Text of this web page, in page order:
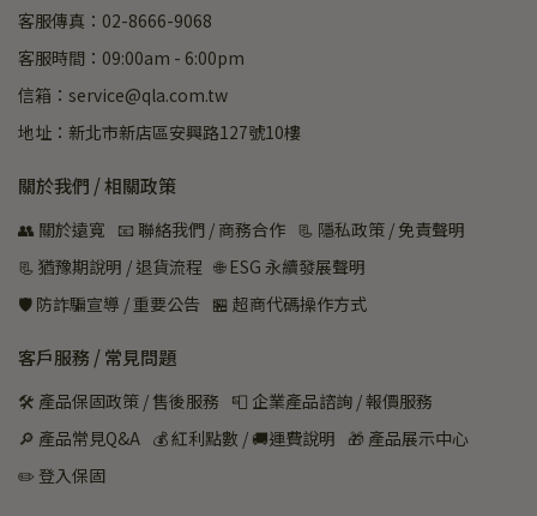
客服傳真：02-8666-9068
客服時間：09:00am - 6:00pm
信箱：service@qla.com.tw
地址：新北市新店區安興路127號10樓
關於我們 / 相關政策
👥 關於遠寬 📧 聯絡我們 / 商務合作 📃 隱私政策 / 免責聲明
📃 猶豫期說明 / 退貨流程 🌐 ESG 永續發展聲明
🛡️ 防詐騙宣導 / 重要公告 🏪 超商代碼操作方式
客戶服務 / 常見問題
🛠 產品保固政策 / 售後服務 📮 企業產品諮詢 / 報價服務
🔎 產品常見Q&A 💰 紅利點數 / 🚚運費說明 🎁 產品展示中心
✏️ 登入保固